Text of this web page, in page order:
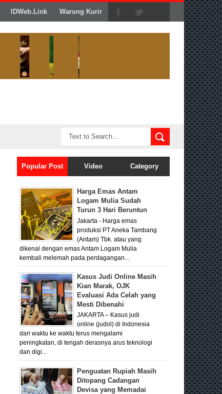
IDWeb.Link Warung Kurir
Popular Post Video Category
Harga Emas Antam
Logam Mulia Sudah
Turun 3 Hari Beruntun
Jakarta - Harga emas
produksi PT Aneka Tambang
(Antam) Tbk. atau yang
dikenal dengan emas Antam Logam Mulia
kembali melemah pada perdagangan...
Kasus Judi Online Masih
Kian Marak, OJK
Evaluasi Ada Celah yang
Mesti Dibenahi
JAKARTA – Kasus judi
online (judol) di Indonesia
dari waktu ke waktu terus mengalami
peningkatan, di tengah derasnya arus teknologi
dan digi...
Penguatan Rupiah Masih
Ditopang Cadangan
Devisa yang Memadai